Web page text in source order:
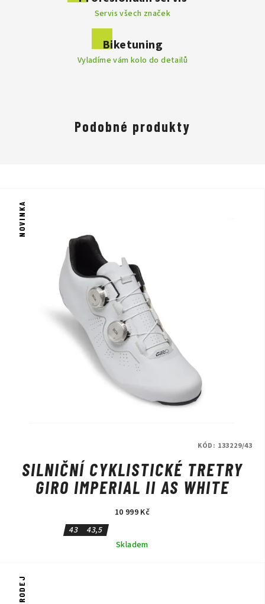
Servis všech značek
Biketuning
Vyladíme vám kolo do detailů
Podobné produkty
NOVINKA
SILNIČNÍ CYKLISTICKÉ TRETRY
GIRO IMPERIAL II AS WHITE
10 999 Kč
43
43,5
Skladem
KÓD: 133229/43